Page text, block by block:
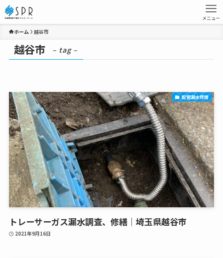
メニュー
ホーム 越谷市
越谷市 – tag –
配管漏水修理
トレーサーガス漏水調査、修繕｜埼玉県越谷市
2021年9月16日